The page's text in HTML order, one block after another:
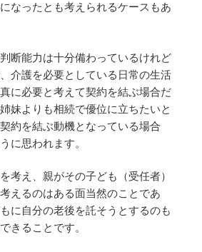
なったとも考えられるケースもあ
断能力は十分備わっているけれど
介護を必要としている日常の生活
に必要と考えて契約を結ぶ場合だ
妹よりも相続で優位に立ちたいと
約を結ぶ動機となっている場合
に思われます。
考え、親がその子ども（受任者）
えるのはある面当然のことであ
に自分の老後を託そうとするのも
きることです。